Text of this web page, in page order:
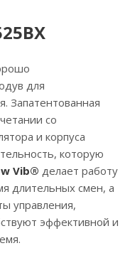
для
Запатентованная
со
и корпуса
которую
Vib® делает работу
длительных смен, а
управления,
эффективной и